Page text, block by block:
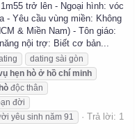
trở lên - Ngoại hình: vóc
- Yêu cầu vùng miền: Không
& Miền Nam) - Tôn giáo:
nội trợ: Biết cơ bản...
dating sài gòn
hẹn hò ở hồ chí minh
hò độc thân
đời
yêu sinh năm 91
Trả lời: 1